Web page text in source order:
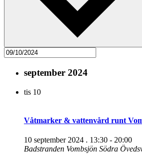
september 2024
tis 10
Våtmarker & vattenvård runt
10 september 2024 . 13:30 - 20:00
Badstranden Vombsjön Södra